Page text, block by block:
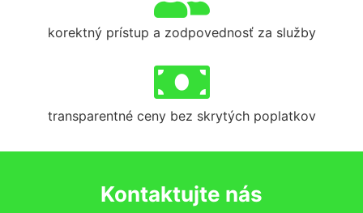
korektný prístup a zodpovednosť za služby
transparentné ceny bez skrytých poplatkov
Kontaktujte nás